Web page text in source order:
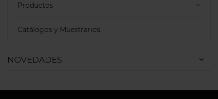
Productos keyboard_arrow_down
Catálogos y Muestrarios
NOVEDADES